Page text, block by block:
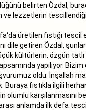
belirten Özdal,
ve lezzetlerin
üretilen fıstığı tescil
dile getiren Özdal,
kültürlerin, özgün
yapılıyor. Bizim
oldu. İnşallah
Buraya fıstıkla ilgili
olumlu karşılanmasını
anlamda ilk defa